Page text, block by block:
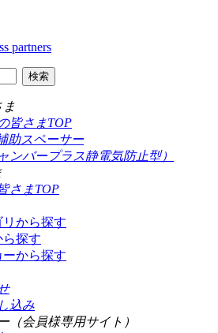
partners
検索
ま
皆さまTOP
助スペーサー
ンバープラス静電気防止型）
さまTOP
リから探す
探す
ーから探す
込み
（会員様専用サイト）